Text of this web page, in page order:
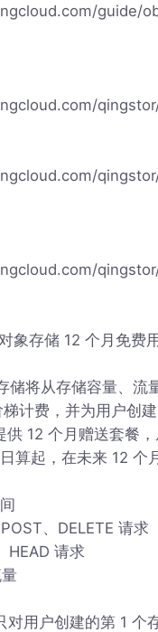
guide/
象存储 12 个月免费
储将从存储容量、流
计费，并为用户创
供 12 个月赠送套餐
算起，在未来 12 个
、DELETE 请求
HEAD 请求
对用户创建的第 1 个